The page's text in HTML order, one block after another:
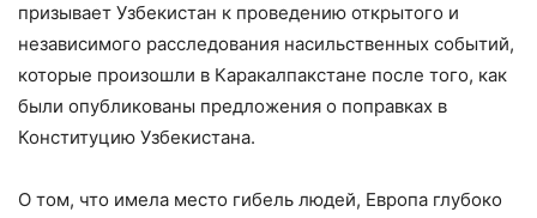
призывает Узбекистан к проведению открытого и
независимого расследования насильственных событий,
которые произошли в Каракалпакстане после того, как
были опубликованы предложения о поправках в
Конституцию Узбекистана.
О том, что имела место гибель людей, Европа глубоко